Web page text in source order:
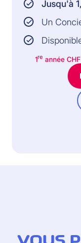
Incluse
(disponible
la Cornèrcard
Jusqu'à
Un
1re année